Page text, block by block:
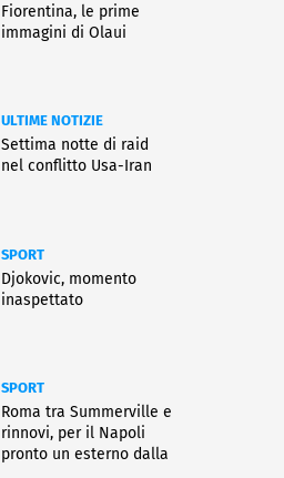
Fiorentina, le prime
immagini di Olaui
ULTIME NOTIZIE
Settima notte di raid
nel conflitto Usa-Iran
SPORT
Djokovic, momento
inaspettato
SPORT
Roma tra Summerville e
rinnovi, per il Napoli
pronto un esterno dalla